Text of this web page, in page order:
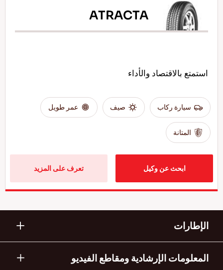
ATRACTA
استمتع بالاقتصاد والأداء
سيارة ركاب صيف عمر طويل
المتانة
ابحث عن وكيل تعرف على المزيد
الإطارات
المعلومات الإرشادية ومقاطع الفيديو